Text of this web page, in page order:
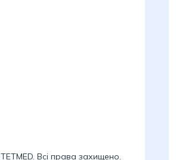
TETMED. Всі права захищено.